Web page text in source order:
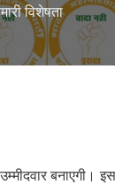
विशेषता
बनाएगी।